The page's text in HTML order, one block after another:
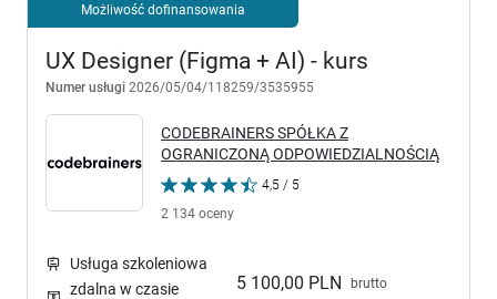
Możliwość dofinansowania
UX Designer (Figma + AI) - kurs
Numer usługi 2026/05/04/118259/3535955
CODEBRAINERS SPÓŁKA Z
OGRANICZONĄ ODPOWIEDZIALNOŚCIĄ
4,5 / 5
2 134 oceny
5 100,00 PLN brutto
Usługa szkoleniowa
zdalna w czasie